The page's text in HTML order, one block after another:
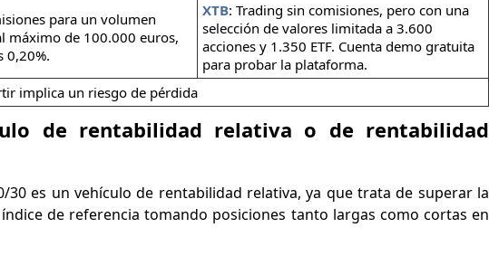
para un volumen
máximo de 100.000 euros,
0,20%.
XTB: Trading sin comisiones, pero con una
selección de valores limitada a 3.600
acciones y 1.350 ETF. Cuenta demo gratuita
para probar la plataforma.
implica un riesgo de pérdida
de rentabilidad relativa o de rentabilidad
es un vehículo de rentabilidad relativa, ya que trata de superar la
de referencia tomando posiciones tanto largas como cortas en